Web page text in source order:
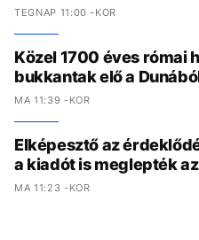
TEGNAP 11:00 -KOR
Közel 1700 éves római
bukkantak elő a
MA 11:39 -KOR
Elképesztő az
a kiadót is meglepték
MA 11:23 -KOR